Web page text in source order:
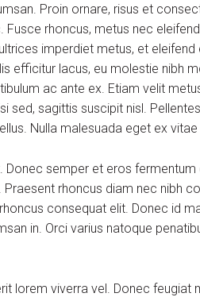
Proin ornare, risus et
rhoncus, metus nec
imperdiet metus, et
efficitur lacus, eu molestie nibh
ac ante ex. Etiam velit
sed, sagittis suscipit nisl.
Nulla malesuada eget ex
semper et eros
rhoncus diam nec nibh
consequat elit. Donec id
in. Orci varius natoque
lorem viverra vel. Donec